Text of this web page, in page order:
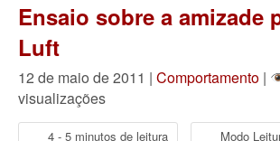
Ensaio sobre a amizade
Luft
12 de maio de 2011 | Comportamento |
visualizações
4 - 5 minutos de leitura Modo